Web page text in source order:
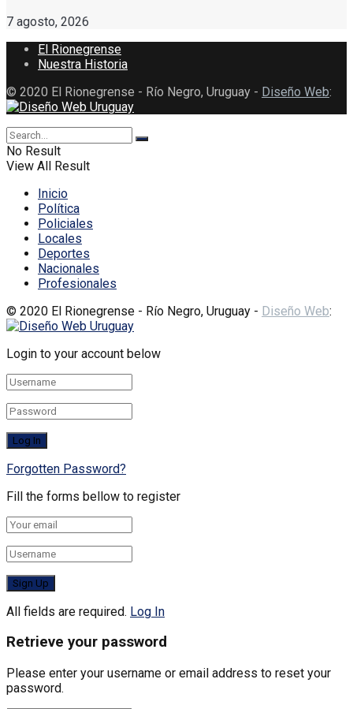
7 agosto, 2026
El Rionegrense
Nuestra Historia
© 2020 El Rionegrense - Río Negro, Uruguay - Diseño Web:
No Result
View All Result
Inicio
Política
Policiales
Locales
Deportes
Nacionales
Profesionales
© 2020 El Rionegrense - Río Negro, Uruguay - Diseño Web:
Login to your account below
Forgotten Password?
Fill the forms bellow to register
All fields are required. Log In
Retrieve your password
Please enter your username or email address to reset your
password.